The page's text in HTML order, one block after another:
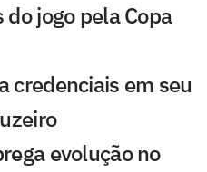
jogo pela Copa
credenciais em seu
evolução no